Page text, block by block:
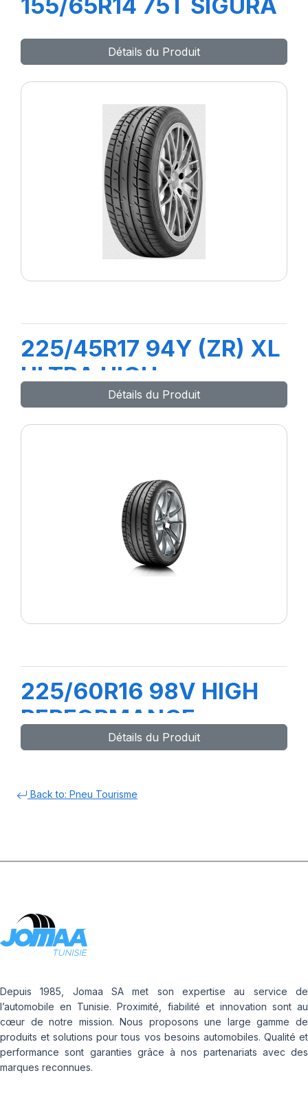
155/65R14 75T SIGURA
Détails du Produit
225/45R17 94Y (ZR) XL
ULTRA HIGH
PERFORMANCE
Détails du Produit
225/60R16 98V HIGH
PERFORMANCE
Détails du Produit
Back to: Pneu Tourisme
Depuis 1985, Jomaa SA met son expertise au service de
l’automobile en Tunisie. Proximité, fiabilité et innovation sont au
cœur de notre mission. Nous proposons une large gamme de
produits et solutions pour tous vos besoins automobiles. Qualité et
performance sont garanties grâce à nos partenariats avec des
marques reconnues.